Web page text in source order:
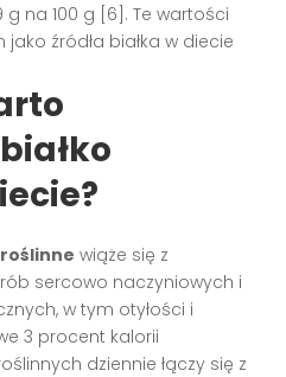
g na 100 g [6]. Te wartości
źródła białka w diecie
wiąże się z
sercowo naczyniowych i
w tym otyłości i
3 procent kalorii
dziennie łączy się z